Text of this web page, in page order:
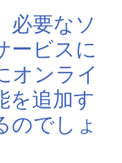
必要なソ
ービスに
オンライ
を追加す
のでしょ